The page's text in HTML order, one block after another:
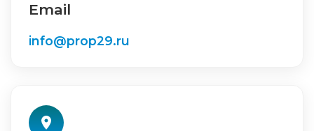
Email
info@prop29.ru